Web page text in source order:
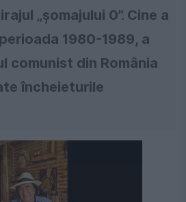
„șomajului 0”. Cine a
1980-1989, a
comunist din România
încheieturile